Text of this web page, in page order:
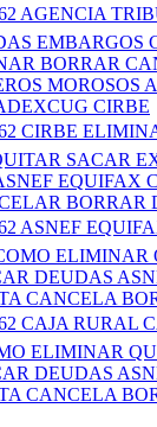
AGENCIA
EMBARGOS
BORRAR
MOROSOS
CIRBE
CIRBE
SACAR
EQUIFAX
BORRAR
ASNEF
ELIMINAR
DEUDAS
CANCELA
CAJA RURAL
ELIMINAR
DEUDAS
CANCELA